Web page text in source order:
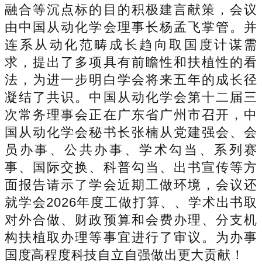
融合等沉点标的目的积极建言献策，会议
由中国从动化学会理事长杨孟飞掌管。并
连系从动化范畴成长趋向取国度计谋需
求，提出了多项具有前瞻性和扶植性的看
法，为进一步明白学会将来五年的成长径
凝结了共识。中国从动化学会第十二届三
次常务理事会正在广东省广州市召开，中
国从动化学会秘书长张楠从党建强会、会
员办事、公共办事、学术勾当、系列赛
事、国际交换、科普勾当、出书宣传等方
面报告请示了学会近期工做环境，会议还
就学会2026年度工做打算、、学术出书取
对外合做、财政预算和会费办理、分支机
构扶植取办理等事宜进行了审议。为办事
国度高程度科技自立自强做出更大贡献！